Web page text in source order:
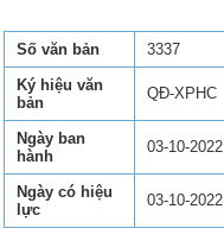
Số văn bản
3337
Ký hiệu văn
bản
QĐ-XPHC
Ngày ban
hành
03-10-2022
Ngày có hiệu
lực
03-10-2022